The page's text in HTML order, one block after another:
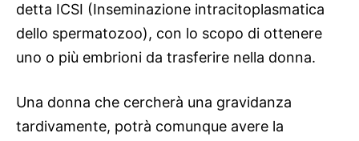
detta ICSI (Inseminazione intracitoplasmatica
dello spermatozoo), con lo scopo di ottenere
uno o più embrioni da trasferire nella donna.
Una donna che cercherà una gravidanza
tardivamente, potrà comunque avere la